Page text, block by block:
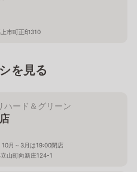
市町正印310
を見る
ハード＆グリーン
～3月は19:00閉店
山町向新庄124-1